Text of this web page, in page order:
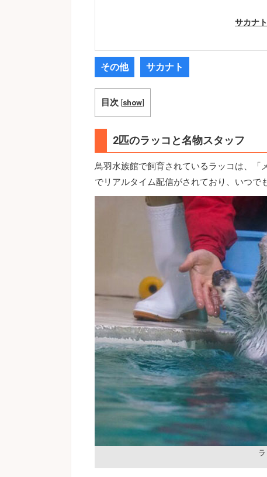
サカナ
その他 サカナト
目次 [show]
2匹のラッコと名物スタッフ
鳥羽水族館で飼育されているラッコは、「
でリアルタイム配信がされており、いつで